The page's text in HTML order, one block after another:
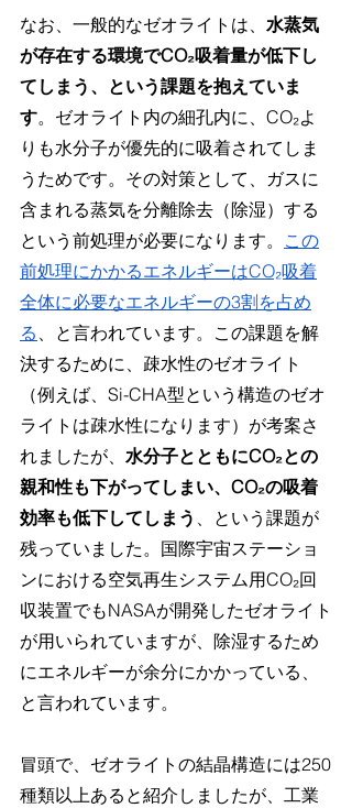
なお、一般的なゼオライトは、 水蒸気
が存在する環境でCO₂吸着量が低下し
てしまう、という課題を抱えていま
す。ゼオライト内の細孔内に、CO₂よ
りも水分子が優先的に吸着されてしま
うためです。その対策として、ガスに
含まれる蒸気を分離除去（除湿）する
という前処理が必要になります。 この
前処理にかかるエネルギーはCO₂吸着
全体に必要なエネルギーの3割を占め
る 、と言われています。この課題を解
決するために、疎水性のゼオライト
（例えば、Si-CHA型という構造のゼオ
ライトは疎水性になります）が考案さ
れましたが、 水分子とともにCO₂との
親和性も下がってしまい、CO₂の吸着
効率も低下してしまう
、という課題が
残っていました。国際宇宙ステーショ
ンにおける空気再生システム用CO₂回
収装置でもNASAが開発したゼオライト
が用いられていますが、除湿するため
にエネルギーが余分にかかっている、
と言われています。
冒頭で、ゼオライトの結晶構造には250
種類以上あると紹介しましたが、工業